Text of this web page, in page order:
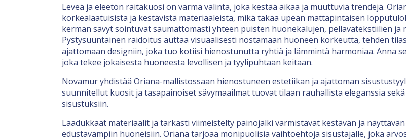
Leveä ja eleetön raitakuosi on varma valinta, joka kestää aikaa ja muuttuvia trendejä.
korkealaatuisista ja kestävistä materiaaleista, mikä takaa upean mattapintaisen
kerman sävyt sointuvat saumattomasti yhteen puisten huonekalujen, pellavatekstiilien ja
Pystysuuntainen raidoitus auttaa visuaalisesti nostamaan huoneen korkeutta, tehden
ajattomaan designiin, joka tuo kotiisi hienostunutta ryhtiä ja lämmintä harmoniaa. Anna
joka tekee jokaisesta huoneesta levollisen ja tyylipuhtaan keitaan.
Novamur yhdistää Oriana-mallistossaan hienostuneen estetiikan ja ajattoman
suunnitellut kuosit ja tasapainoiset sävymaailmat tuovat tilaan rauhallista eleganssia
sisustuksiin.
Laadukkaat materiaalit ja tarkasti viimeistelty painojälki varmistavat kestävän ja
edustavampiin huoneisiin. Oriana tarjoaa monipuolisia vaihtoehtoja sisustajalle, joka